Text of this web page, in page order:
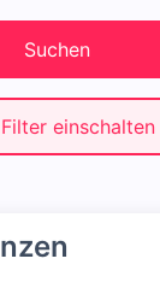
Suchen
Filter einschalten